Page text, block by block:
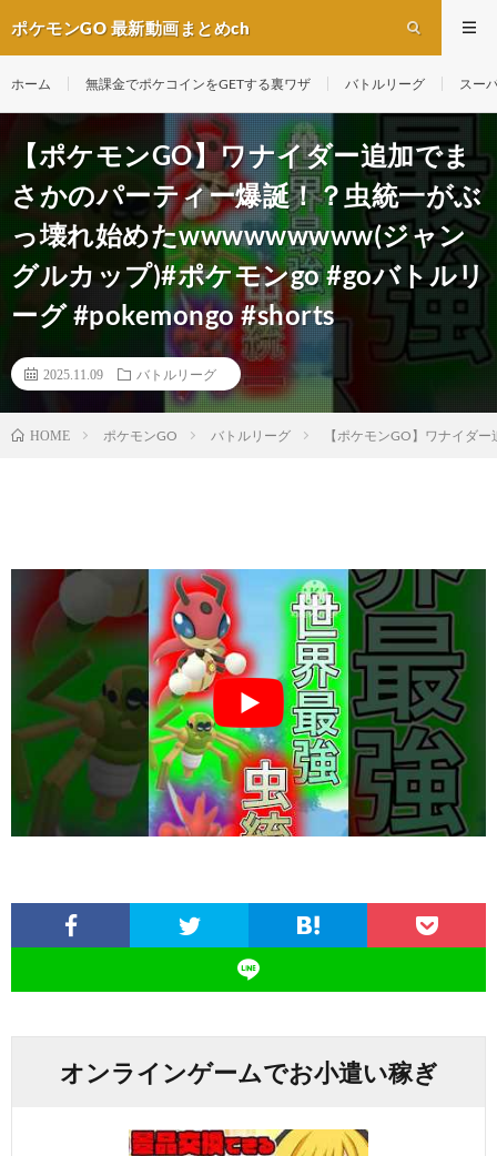
ポケモンGO 最新動画まとめch
ホーム 無課金でポケコインをGETする裏ワザ バトルリーグ スー
【ポケモンGO】ワナイダー追加でま
さかのパーティー爆誕！？虫統一がぶ
っ壊れ始めたwwwwwwwww(ジャン
グルカップ)#ポケモンgo #goバトルリ
ーグ #pokemongo #shorts
2025.11.09 バトルリーグ
HOME ポケモンGO バトルリーグ 【ポケモンGO】ワナイダ
オンラインゲームでお小遣い稼ぎ